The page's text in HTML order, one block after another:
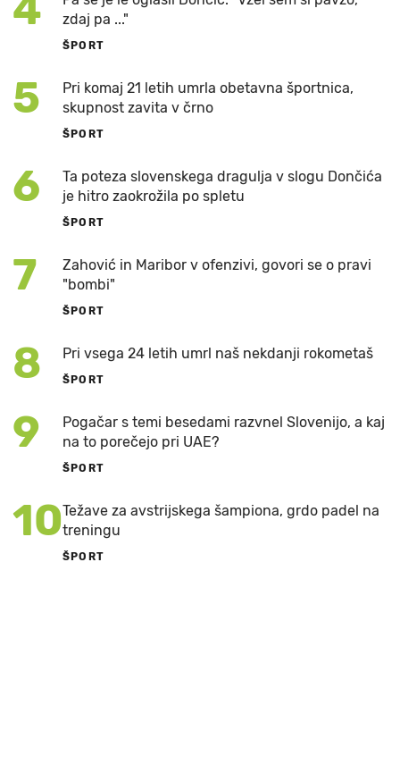
zdaj pa ..."
ŠPORT
5
Pri komaj 21 letih umrla obetavna športnica,
skupnost zavita v črno
ŠPORT
6
Ta poteza slovenskega dragulja v slogu Dončića
je hitro zaokrožila po spletu
ŠPORT
7
Zahović in Maribor v ofenzivi, govori se o pravi
"bombi"
ŠPORT
8 Pri vsega 24 letih umrl naš nekdanji rokometaš
ŠPORT
9
Pogačar s temi besedami razvnel Slovenijo, a kaj
na to porečejo pri UAE?
ŠPORT
10Težave za avstrijskega šampiona, grdo padel na
treningu
ŠPORT